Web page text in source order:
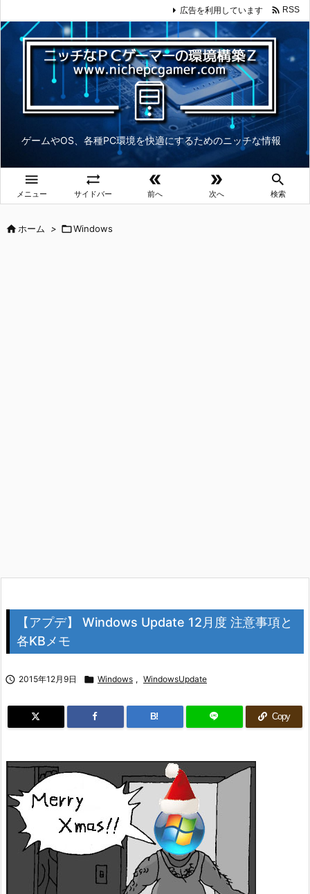
ゲームやOS、各種PC環境を快適にするためのニッチな情報

メニュー

サイドバー

前へ

次へ

検索
広告を利用しています  RSS
ホーム > Windows
【アプデ】 Windows Update 12月度 注意事項と
各KBメモ
 2015年12月9日  Windows , WindowsUpdate
B! Copy